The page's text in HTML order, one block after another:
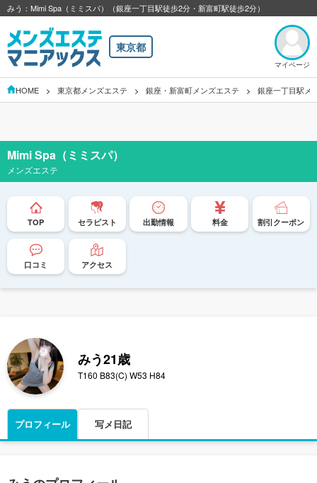
みう：Mimi Spa（ミミスパ）（銀座一丁目駅徒歩2分・新富町駅徒歩2分）
東京都
マイページ
HOME 東京都メンズエステ 銀座・新富町メンズエステ 銀座一丁目駅メ
Mimi Spa（ミミスパ）
メンズエステ
TOP セラピスト 出勤情報 料金 割引クーポン
口コミ アクセス
みう21歳
T160 B83(C) W53 H84
プロフィール 写メ日記